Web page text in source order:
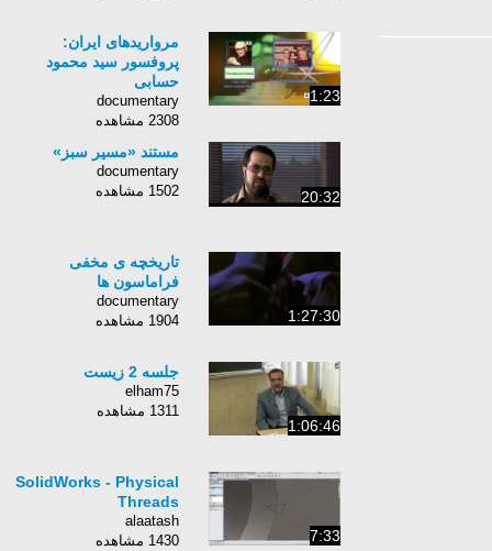
1:23
مرواریدهای ایران:
پروفسور سید محمود
حسابی
documentary
2308 مشاهده
20:32
مستند «مسیر سبز»
documentary
1502 مشاهده
1:27:30
تاریخچه ی مخفی
فراماسون ها
documentary
1904 مشاهده
1:06:46
جلسه 2 زیست
elham75
1311 مشاهده
7:33
SolidWorks - Physical
Threads
alaatash
1430 مشاهده